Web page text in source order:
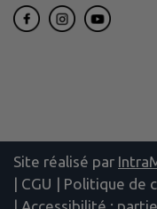
Site réalisé par
CGU
Politique de